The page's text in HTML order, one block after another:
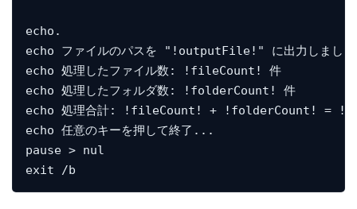
echo.
echo ファイルのパスを "!outputFile!" に出力しました
echo 処理したファイル数: !fileCount! 件
echo 処理したフォルダ数: !folderCount! 件
echo 処理合計: !fileCount! + !folderCount! =
echo 任意のキーを押して終了...
pause > nul
exit /b